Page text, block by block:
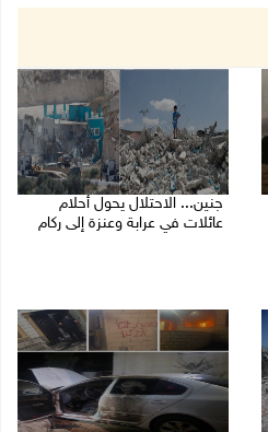
جنين... الاحتلال يحول أحلام
عائلات في عرابة وعنزة إلى ركام